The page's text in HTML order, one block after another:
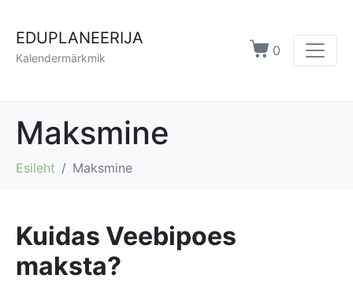
EDUPLANEERIJA
Kalendermärkmik 0
Maksmine
Esileht Maksmine
Kuidas Veebipoes
maksta?